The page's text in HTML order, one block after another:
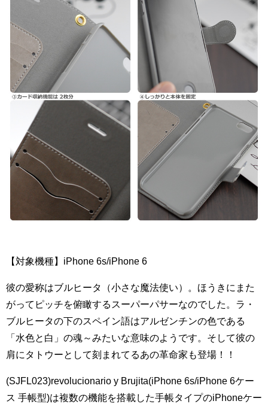
【対象機種】iPhone 6s/iPhone 6
彼の愛称はブルヒータ（小さな魔法使い）。ほうきにまた
がってピッチを俯瞰するスーパーパサーなのでした。ラ・
ブルヒータの下のスペイン語はアルゼンチンの色である
「水色と白」の魂～みたいな意味のようです。そして彼の
肩にタトウーとして刻まれてるあの革命家も登場！！
(SJFL023)revolucionario y Brujita(iPhone 6s/iPhone 6ケー
ス 手帳型)は複数の機能を搭載した手帳タイプのiPhoneケー